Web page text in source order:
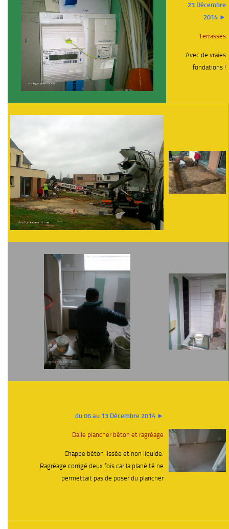
23 Décembre
2014 ►
Terrasses
Avec de vraies
fondations !
du 06 au 13 Décembre 2014 ►
Dalle plancher béton et ragréage
Chappe béton lissée et non liquide.
Ragréage corrigé deux fois car la planéité ne
permettait pas de poser du plancher